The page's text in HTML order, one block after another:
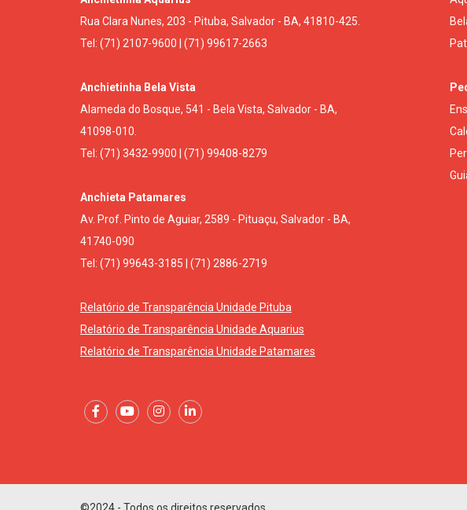
Rua Clara Nunes, 203 - Pituba, Salvador - BA, 41810-425.
Tel: (71) 2107-9600 | (71) 99617-2663
Anchietinha Bela Vista
Alameda do Bosque, 541 - Bela Vista, Salvador - BA,
41098-010.
Tel: (71) 3432-9900 | (71) 99408-8279
Anchieta Patamares
Av. Prof. Pinto de Aguiar, 2589 - Pituaçu, Salvador - BA,
41740-090
Tel: (71) 99643-3185 | (71) 2886-2719
Relatório de Transparência Unidade Pituba
Relatório de Transparência Unidade Aquarius
Relatório de Transparência Unidade Patamares
©2024 - Todos os direitos reservados